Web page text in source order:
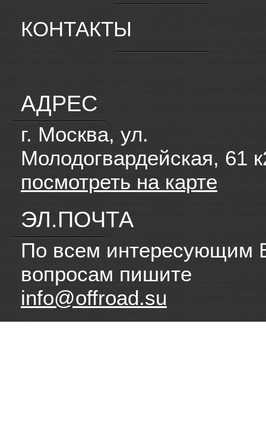
КОНТАКТЫ
АДРЕС
г. Москва, ул.
Молодогвардейская, 61
посмотреть на карте
ЭЛ.ПОЧТА
По всем интересующим
вопросам пишите
info@offroad.su